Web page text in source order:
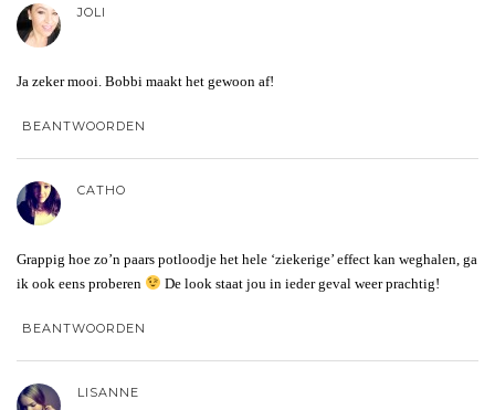
JOLI
Ja zeker mooi. Bobbi maakt het gewoon af!
BEANTWOORDEN
CATHO
Grappig hoe zo’n paars potloodje het hele ‘ziekerige’ effect kan weghalen, ga
ik ook eens proberen
De look staat jou in ieder geval weer prachtig!
BEANTWOORDEN
LISANNE